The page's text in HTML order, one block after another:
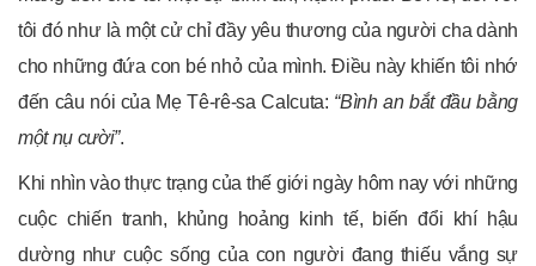
tôi đó như là một cử chỉ đầy yêu thương của người cha dành
cho những đứa con bé nhỏ của mình. Điều này khiến tôi nhớ
đến câu nói của Mẹ Tê-rê-sa Calcuta: “Bình an bắt đầu bằng
một nụ cười”.
Khi nhìn vào thực trạng của thế giới ngày hôm nay với những
cuộc chiến tranh, khủng hoảng kinh tế, biến đổi khí hậu
dường như cuộc sống của con người đang thiếu vắng sự